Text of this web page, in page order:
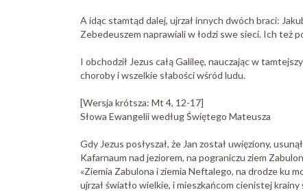
A idąc stamtąd dalej, ujrzał innych dwóch braci:
Zebedeuszem naprawiali w łodzi swe sieci. Ich też
I obchodził Jezus całą Galileę, nauczając w
choroby i wszelkie słabości wśród ludu.
[Wersja krótsza: Mt 4, 12-17]
Słowa Ewangelii według Świętego Mateusza
Gdy Jezus posłyszał, że Jan został uwięziony,
Kafarnaum nad jeziorem, na pograniczu ziem
«Ziemia Zabulona i ziemia Neftalego, na drodze ku
ujrzał światło wielkie, i mieszkańcom cienistej krainy